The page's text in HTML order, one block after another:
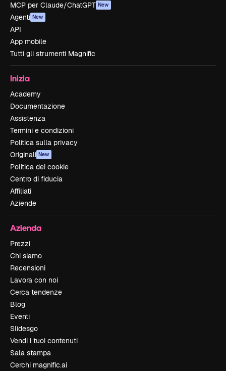
MCP per Claude/ChatGPT New
Agenti New
API
App mobile
Tutti gli strumenti Magnific
Inizia
Academy
Documentazione
Assistenza
Termini e condizioni
Politica sulla privacy
Originali New
Politica dei cookie
Centro di fiducia
Affiliati
Aziende
Azienda
Prezzi
Chi siamo
Recensioni
Lavora con noi
Cerca tendenze
Blog
Eventi
Slidesgo
Vendi i tuoi contenuti
Sala stampa
Cerchi magnific.ai